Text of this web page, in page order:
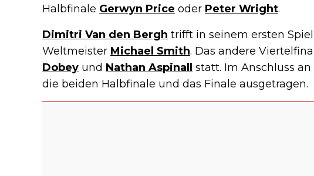
Halbfinale Gerwyn Price oder Peter Wright.
Dimitri Van den Bergh trifft in seinem ersten
Weltmeister Michael Smith. Das andere
Dobey und Nathan Aspinall
statt. Im Anschluss
die beiden Halbfinale und das Finale ausgetragen.